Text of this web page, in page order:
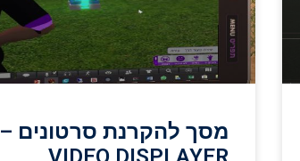
מסך להקרנת סרטונים –